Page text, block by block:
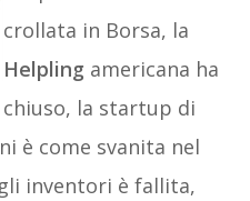
crollata in Borsa, la
Helpling americana ha
chiuso, la startup di
è come svanita nel
inventori è fallita,